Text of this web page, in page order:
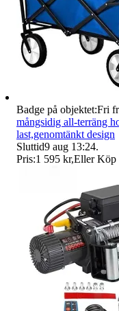
Badge på objektet:Fri
mångsidig all-terräng
last,genomtänkt design
Sluttid9 aug 13:24.
Pris:1 595 kr,Eller Köp